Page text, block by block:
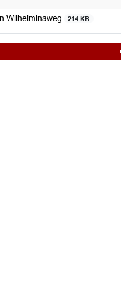
Wilhelminaweg 214 KB